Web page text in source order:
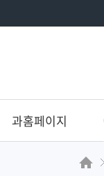
과홈페이지